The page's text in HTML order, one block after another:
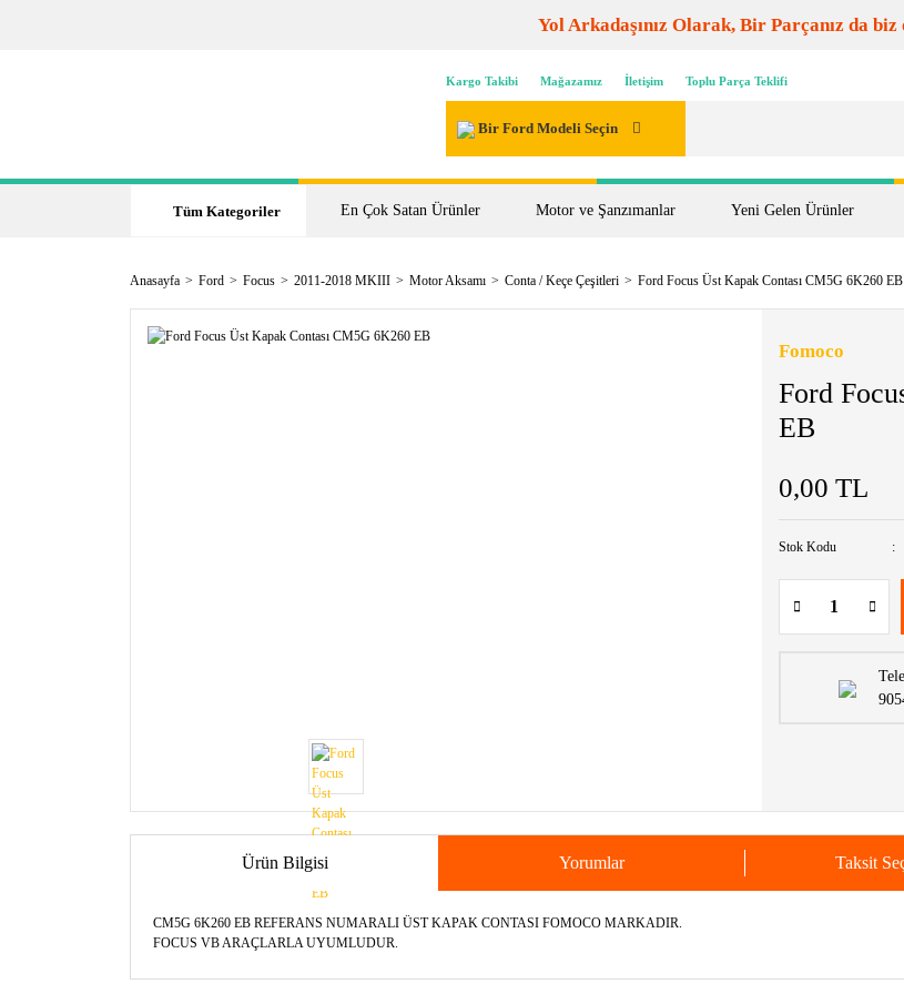
Yol Arkadaşınız Olarak, Bir Parçanız da biz
Kargo Takibi Mağazamız İletişim Toplu Parça Teklifi
Bir Ford Modeli Seçin
Tüm Kategoriler En Çok Satan Ürünler Motor ve Şanzımanlar Yeni Gelen Ürünler
Anasayfa Ford Focus 2011-2018 MKIII Motor Aksamı Conta / Keçe Çeşitleri Ford Focus Üst Kapak Contası CM5G 6K260 EB
Fomoco
Ford
EB
0,00 TL
Stok Kodu
Ürün Bilgisi Yorumlar Taksit
CM5G 6K260 EB REFERANS NUMARALI ÜST KAPAK CONTASI FOMOCO MARKADIR.
FOCUS VB ARAÇLARLA UYUMLUDUR.